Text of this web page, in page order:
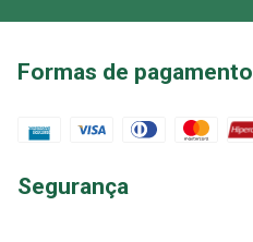
Formas de pagamento
Segurança